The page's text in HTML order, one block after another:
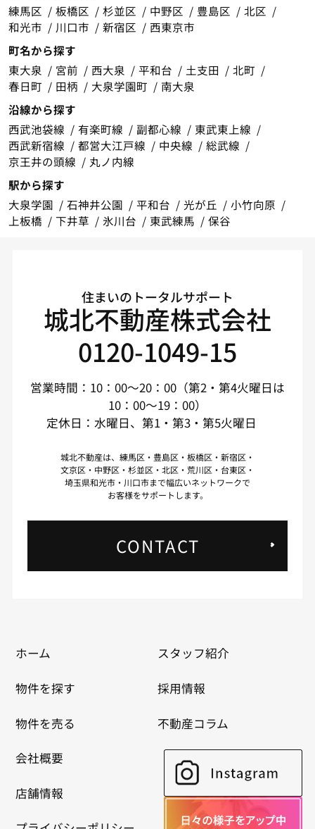
練馬区
板橋区 杉並区 中野区 豊島区
北区
和光市
川口市 新宿区
西東京市
町名から探す
東大泉
宮前 西大泉 平和台 土支田
北町
春日町
田柄 大泉学園町
南大泉
沿線から探す
西武池袋線
有楽町線 副都心線
東武東上線
西武新宿線
都営大江戸線 中央線
総武線
京王井の頭線
丸ノ内線
駅から探す
大泉学園
石神井公園 平和台 光が丘
小竹向原
上板橋
下井草 氷川台 東武練馬 保谷
住まいのトータルサポート
城北不動産株式会社
0120-1049-15
営業時間：10：00～20：00（第2・第4火曜日は
10：00～19：00）
定休日：水曜日、第1・第3・第5火曜日
城北不動産は、練馬区・豊島区・板橋区・新宿区・
文京区・中野区・杉並区・北区・荒川区・台東区・
埼玉県和光市・川口市まで幅広いネットワークで
お客様をサポートします。
CONTACT
ホーム
物件を探す
物件を売る
会社概要
店舗情報
スタッフ紹介
採用情報
不動産コラム